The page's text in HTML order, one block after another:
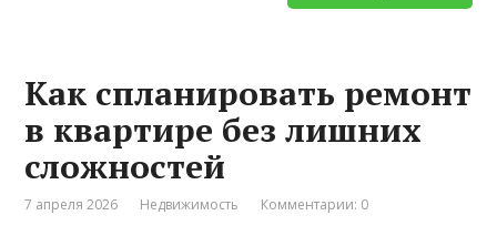
Как спланировать ремонт
в квартире без лишних
сложностей
7 апреля 2026 Недвижимость Комментарии: 0